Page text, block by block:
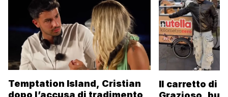
Temptation Island, Cristian
dopo l’accusa di tradimento
Il carretto di